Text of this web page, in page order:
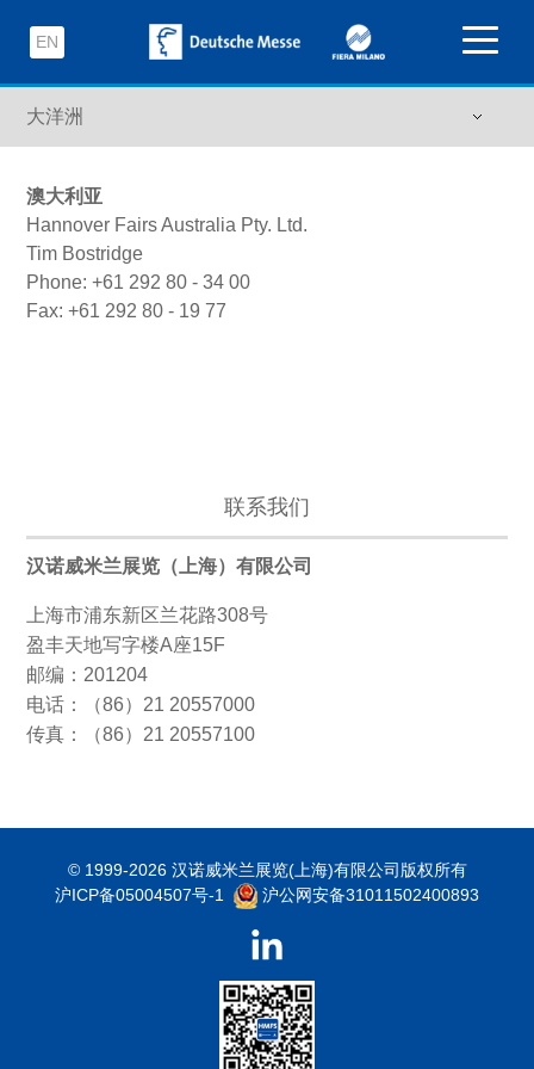
EN
澳大利亚
Hannover Fairs Australia Pty. Ltd.
Tim Bostridge
Phone: +61 292 80 - 34 00
Fax: +61 292 80 - 19 77
联系我们
汉诺威米兰展览（上海）有限公司
上海市浦东新区兰花路308号
盈丰天地写字楼A座15F
邮编：201204
电话：（86）21 20557000
传真：（86）21 20557100
© 1999-2026 汉诺威米兰展览(上海)有限公司版权所有
沪ICP备05004507号-1
沪公网安备31011502400893